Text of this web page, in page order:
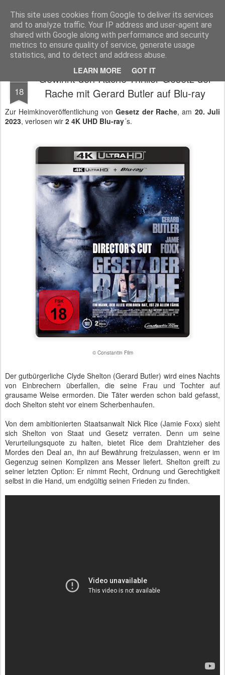
This site uses cookies from Google to deliver its services
and to analyze traffic. Your IP address and user-agent are
shared with Google along with performance and security
metrics to ensure quality of service, generate usage
statistics, and to detect and address abuse.
LEARN MORE GOT IT
MyKinoTrailer
Pages
18
Gewinnt den Rache-Thriller Gesetz der
Rache mit Gerard Butler auf Blu-ray
Zur Heimkinoveröffentlichung vonGesetz der Rache, am 20. Juli
2023, verlosen wir 2 4K UHD Blu-ray´s.
© Constantin Film
Der gutbürgerliche Clyde Shelton (Gerard Butler) wird eines Nachts
von Einbrechern überfallen, die seine Frau und Tochter auf
grausame Weise ermorden. Die Täter werden schon bald gefasst,
doch Shelton steht vor einem Scherbenhaufen.
Von dem ambitionierten Staatsanwalt Nick Rice (Jamie Foxx) sieht
sich Shelton von Staat und Gesetz verraten. Denn um seine
Verurteilungsquote zu halten, bietet Rice dem Drahtzieher des
Mordes den Deal an, ihn auf Bewährung freizulassen, wenn er im
Gegenzug seinen Komplizen ans Messer liefert. Shelton greift zu
seiner letzten Option: Er nimmt Recht, Ordnung und Gerechtigkeit
selbst in die Hand, um endgültig seinen Frieden zu finden.